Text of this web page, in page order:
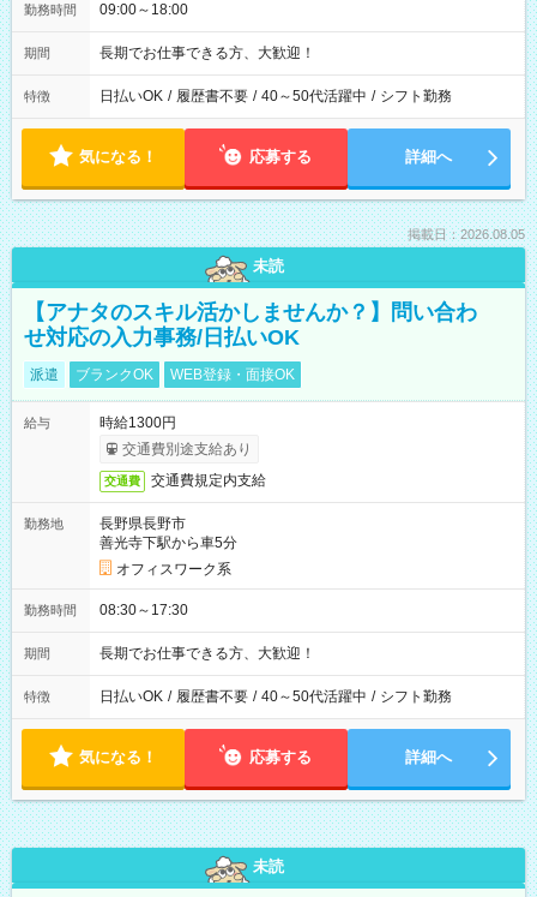
勤務時間 09:00～18:00
期間 長期でお仕事できる方、大歓迎！
特徴 日払いOK / 履歴書不要 / 40～50代活躍中 / シフト勤務
気になる！ 応募する 詳細へ
掲載日：2026.08.05
未読
【アナタのスキル活かしませんか？】問い合わ
せ対応の入力事務/日払いOK
派遣 ブランクOK WEB登録・面接OK
給与
時給1300円
交通費別途支給あり
交通費 交通費規定内支給
勤務地
長野県長野市
善光寺下駅から車5分
オフィスワーク系
勤務時間 08:30～17:30
期間 長期でお仕事できる方、大歓迎！
特徴 日払いOK / 履歴書不要 / 40～50代活躍中 / シフト勤務
気になる！ 応募する 詳細へ
未読